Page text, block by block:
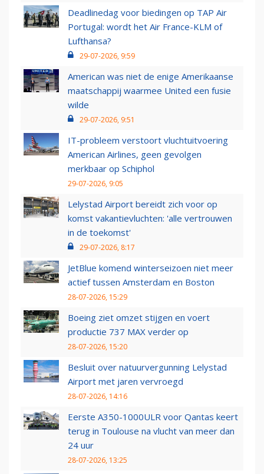
Deadlinedag voor biedingen op TAP Air
Portugal: wordt het Air France-KLM of
Lufthansa?
29-07-2026, 9:59
American was niet de enige Amerikaanse
maatschappij waarmee United een fusie
wilde
29-07-2026, 9:51
IT-probleem verstoort vluchtuitvoering
American Airlines, geen gevolgen
merkbaar op Schiphol
29-07-2026, 9:05
Lelystad Airport bereidt zich voor op
komst vakantievluchten: 'alle vertrouwen
in de toekomst'
29-07-2026, 8:17
JetBlue komend winterseizoen niet meer
actief tussen Amsterdam en Boston
28-07-2026, 15:29
Boeing ziet omzet stijgen en voert
productie 737 MAX verder op
28-07-2026, 15:20
Besluit over natuurvergunning Lelystad
Airport met jaren vervroegd
28-07-2026, 14:16
Eerste A350-1000ULR voor Qantas keert
terug in Toulouse na vlucht van meer dan
24 uur
28-07-2026, 13:25